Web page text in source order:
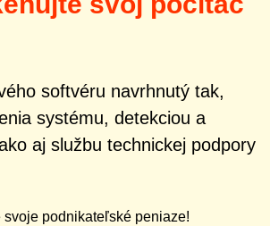
softvéru navrhnutý tak,
systému, detekciou a
aj službu technickej podpory
svoje podnikateľské peniaze!